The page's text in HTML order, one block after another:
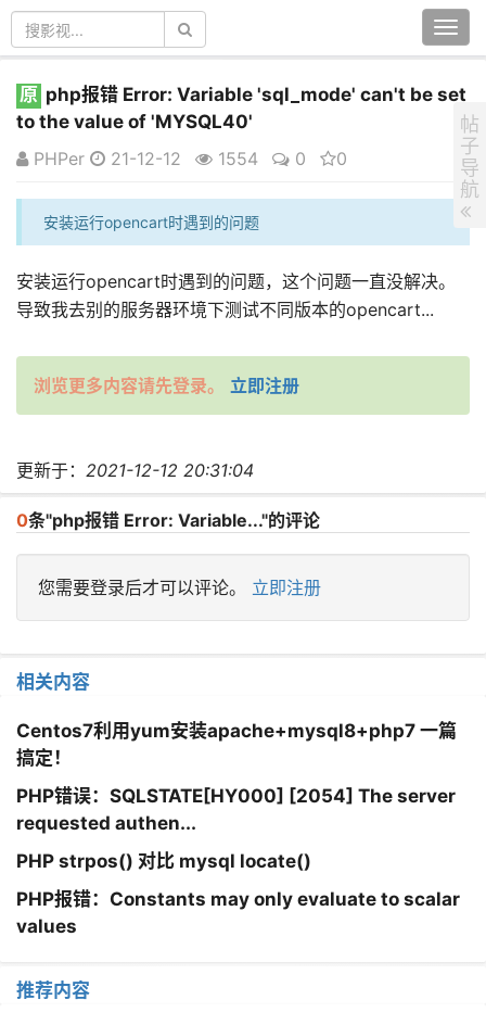
原 php报错 Error: Variable 'sql_mode' can't be set
to the value of 'MYSQL40'
PHPer
21-12-12 1554 0 0
安装运行opencart时遇到的问题
安装运行opencart时遇到的问题， 这个问题一直没解决。
导致我去别的服务器环境下测试不同版本的opencart...
浏览更多内容请先登录。 立即注册
更新于： 2021-12-12 20:31:04
0条"php报错 Error: Variable..."的评论
您需要登录后才可以评论。 立即注册
相关内容
Centos7利用yum安装apache+mysql8+php7 一篇
搞定！
PHP错误：SQLSTATE[HY000] [2054] The server
requested authen...
PHP strpos() 对比 mysql locate()
PHP报错：Constants may only evaluate to scalar
values
推荐内容
帖
子
导
航